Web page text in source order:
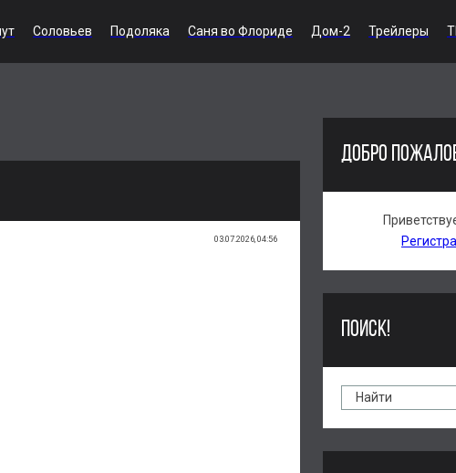
Соловьев Подоляка Саня во Флориде Дом-2 Трейлеры
03.07.2026, 04:56
ДОБРО
ПОИСК!